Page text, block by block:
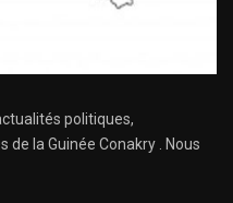
politiques,
la Guinée Conakry . Nous